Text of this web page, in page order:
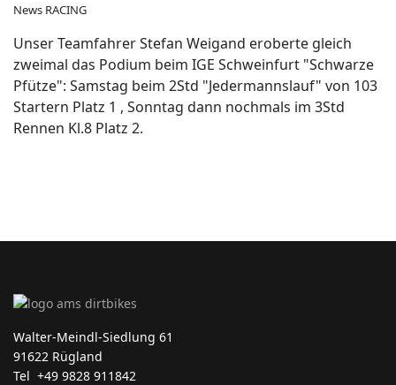
News RACING
Unser Teamfahrer Stefan Weigand eroberte gleich
zweimal das Podium beim IGE Schweinfurt "Schwarze
Pfütze": Samstag beim 2Std "Jedermannslauf" von 103
Startern Platz 1 , Sonntag dann nochmals im 3Std
Rennen Kl.8 Platz 2.
Walter-Meindl-Siedlung 61
91622 Rügland
Tel +49 9828 911842